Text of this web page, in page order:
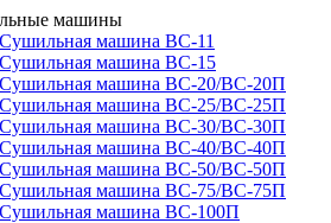
машины
Сушильная машина ВС-11
Сушильная машина ВС-15
Сушильная машина ВС-20/ВС-20П
Сушильная машина ВС-25/ВС-25П
Сушильная машина ВС-30/ВС-30П
Сушильная машина ВС-40/ВС-40П
Сушильная машина ВС-50/ВС-50П
Сушильная машина ВС-75/ВС-75П
Сушильная машина ВС-100П